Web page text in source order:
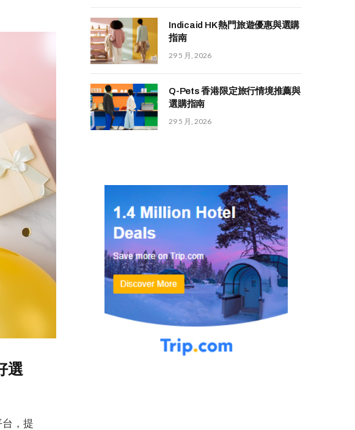
選
，提
Indicaid HK 熱門旅遊優惠與選購
指南
29 5 月, 2026
Q-Pets 香港限定旅行情境推薦與
選購指南
29 5 月, 2026